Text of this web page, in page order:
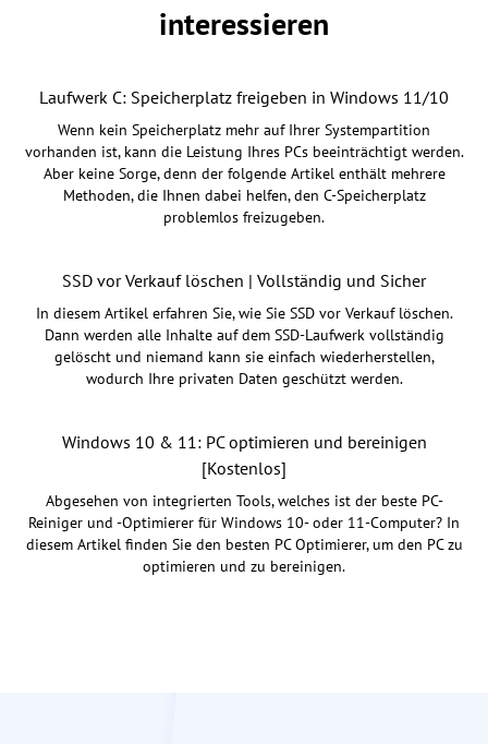
interessieren
Laufwerk C: Speicherplatz freigeben in Windows 11/10
Wenn kein Speicherplatz mehr auf Ihrer Systempartition
vorhanden ist, kann die Leistung Ihres PCs beeinträchtigt werden.
Aber keine Sorge, denn der folgende Artikel enthält mehrere
Methoden, die Ihnen dabei helfen, den C-Speicherplatz
problemlos freizugeben.
SSD vor Verkauf löschen | Vollständig und Sicher
In diesem Artikel erfahren Sie, wie Sie SSD vor Verkauf löschen.
Dann werden alle Inhalte auf dem SSD-Laufwerk vollständig
gelöscht und niemand kann sie einfach wiederherstellen,
wodurch Ihre privaten Daten geschützt werden.
Windows 10 & 11: PC optimieren und bereinigen
[Kostenlos]
Abgesehen von integrierten Tools, welches ist der beste PC-
Reiniger und -Optimierer für Windows 10- oder 11-Computer? In
diesem Artikel finden Sie den besten PC Optimierer, um den PC zu
optimieren und zu bereinigen.